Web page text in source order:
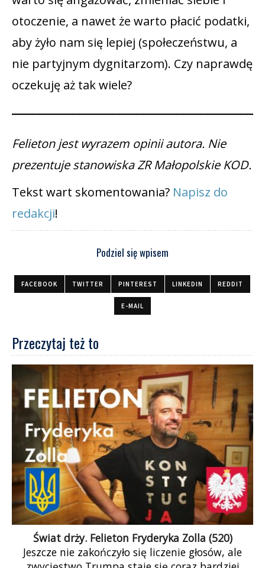
otoczenie, a nawet że warto płacić podatki,
aby żyło nam się lepiej (społeczeństwu, a
nie partyjnym dygnitarzom). Czy naprawdę
oczekuję aż tak wiele?
Felieton jest wyrazem opinii autora. Nie
prezentuje stanowiska ZR Małopolskie KOD.
Tekst wart skomentowania? Napisz do
redakcji!
Podziel się wpisem
FACEBOOK TWITTER PINTEREST LINKEDIN REDDIT
E-MAIL
Przeczytaj też to
Świat drży. Felieton Fryderyka Zolla (520)
Jeszcze nie zakończyło się liczenie głosów, ale